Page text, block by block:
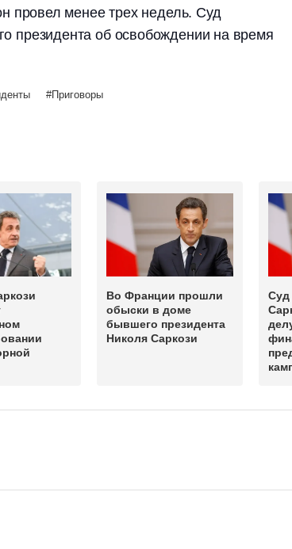
провел менее трех недель. Суд
президента об освобождении на время
Приговоры
Во Франции прошли
обыски в доме
бывшего президента
Николя Саркози
Суд